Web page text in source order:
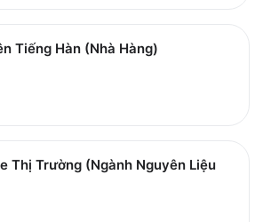
Tiếng Hàn (Nhà Hàng)
Thị Trường (Ngành Nguyên Liệu